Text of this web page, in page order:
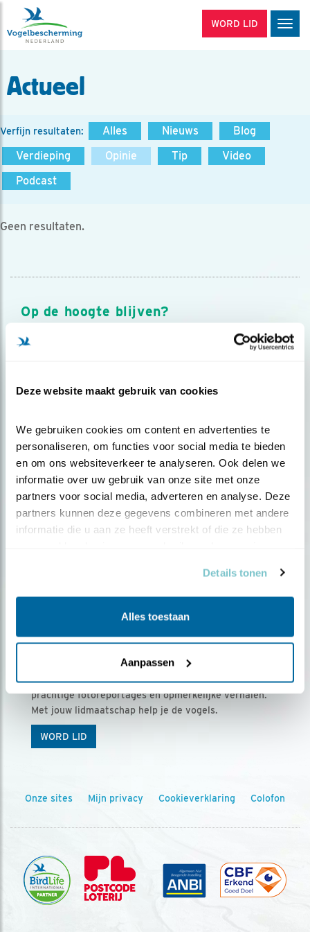
Deze website maakt gebruik van cookies
We gebruiken cookies om content en advertenties te
personaliseren, om functies voor social media te bieden
en om ons websiteverkeer te analyseren. Ook delen we
informatie over uw gebruik van onze site met onze
partners voor social media, adverteren en analyse. Deze
partners kunnen deze gegevens combineren met andere
informatie die u aan ze heeft verstrekt of die ze hebben
Details tonen
Alles toestaan
Aanpassen
WORD LID
Actueel
Verfijn resultaten: Alles Nieuws
Blog
Verdieping
Opinie Tip
Video
Podcast
Geen resultaten.
Op de hoogte blijven?
Meld je aan en ontvang nieuws, inspiratie, acties en tips
over vogels en activiteiten van Vogelbescherming.
Ontvang 5 x Vogels voor € 36,00 per jaar
Vogels is het tijdschrift voor onze leden, met
prachtige fotoreportages en opmerkelijke verhalen.
Met jouw lidmaatschap help je de vogels.
WORD LID
Onze sites Mijn privacy Cookieverklaring Colofon